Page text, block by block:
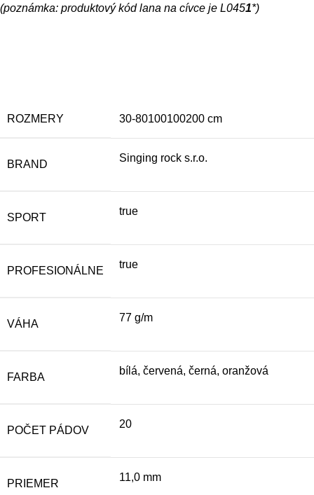
(poznámka: produktový kód lana na cívce je L0451*)
ROZMERY 30-80100100200 cm
BRAND
Singing rock s.r.o.
SPORT
true
PROFESIONÁLNE
true
VÁHA
77 g/m
FARBA
bílá, červená, černá, oranžová
POČET PÁDOV
20
PRIEMER
11,0 mm